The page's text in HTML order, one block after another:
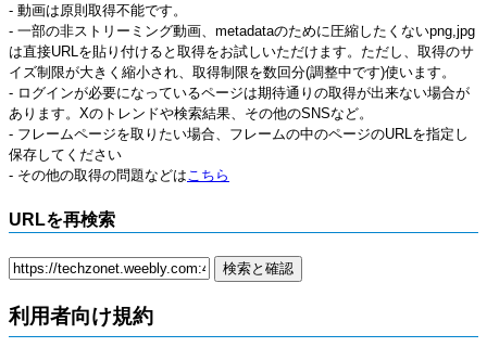
- 動画は原則取得不能です。
- 一部の非ストリーミング動画、metadataのために圧縮したくないpng,jpg
は直接URLを貼り付けると取得をお試しいただけます。ただし、取得のサ
イズ制限が大きく縮小され、取得制限を数回分(調整中です)使います。
- ログインが必要になっているページは期待通りの取得が出来ない場合が
あります。Xのトレンドや検索結果、その他のSNSなど。
- フレームページを取りたい場合、フレームの中のページのURLを指定し
保存してください
- その他の取得の問題などはこちら
URLを再検索
利用者向け規約